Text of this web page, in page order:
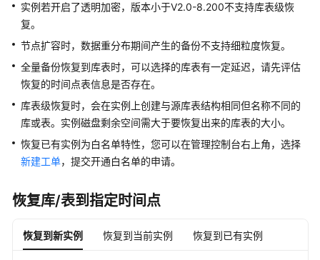
移
使
用
数
库
实
例
更
实
实例若开启了透明加密，版本小于V2.0-8.200不支持库表级恢
复。
节点扩容时，数据重分布期间产生的备份不支持细粒度恢复。
全量备份恢复到库表时，可以选择的库表有一定延迟，请先评估
恢复的时间点表信息是否存在。
库表级恢复时，会在实例上创建与源库表结构相同但名称不同的
库或表。实例磁盘剩余空间需大于要恢复出来的库表的大小。
恢复已有实例为白名单特性，您可以在管理控制台右上角，选择
新建工单，提交开通白名单的申请。
恢复库/表到指定时间点
恢复到新实例 恢复到当前实例 恢复到已有实例